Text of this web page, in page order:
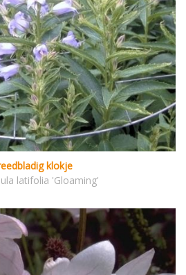
klokje
latifolia 'Gloaming'